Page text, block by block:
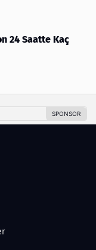
24 Saatte Kaç